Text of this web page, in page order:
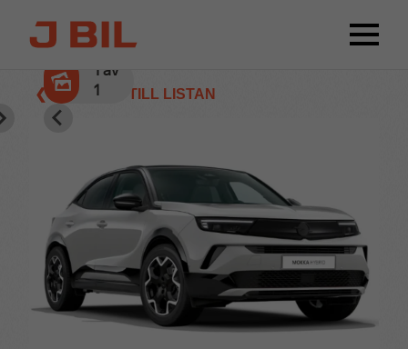
❮ TILLBAKA TILL LISTAN
1av
1